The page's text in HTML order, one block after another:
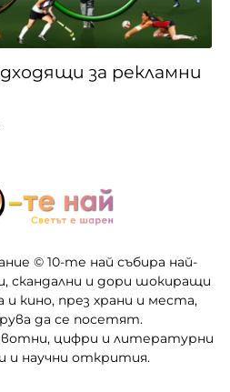
за рекламни
© 10-те най събира най-
скандални и дори шокиращи
кино, през храни и места,
да се посетят.
цифри и литературни
и научни открития.